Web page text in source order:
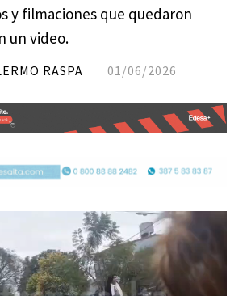
y filmaciones que quedaron
un video.
01/06/2026
RASPA